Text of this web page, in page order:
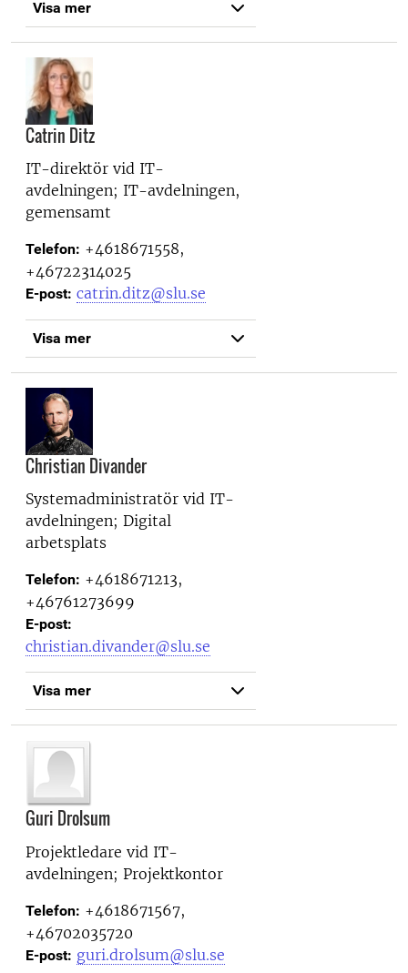
Visa mer
Catrin Ditz
IT-direktör vid IT-
avdelningen; IT-avdelningen,
gemensamt
Telefon: +4618671558,
+46722314025
E-post: catrin.ditz@slu.se
Visa mer
Christian Divander
Systemadministratör vid IT-
avdelningen; Digital
arbetsplats
Telefon: +4618671213,
+46761273699
E-post:
christian.divander@slu.se
Visa mer
Guri Drolsum
Projektledare vid IT-
avdelningen; Projektkontor
Telefon: +4618671567,
+46702035720
E-post: guri.drolsum@slu.se